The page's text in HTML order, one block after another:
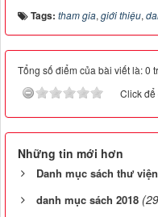
Tags: tham gia, giới thiệu,
Tổng số điểm của bài viết là: 0
Click
Những tin mới hơn
Danh mục sách thư
danh mục sách 2018